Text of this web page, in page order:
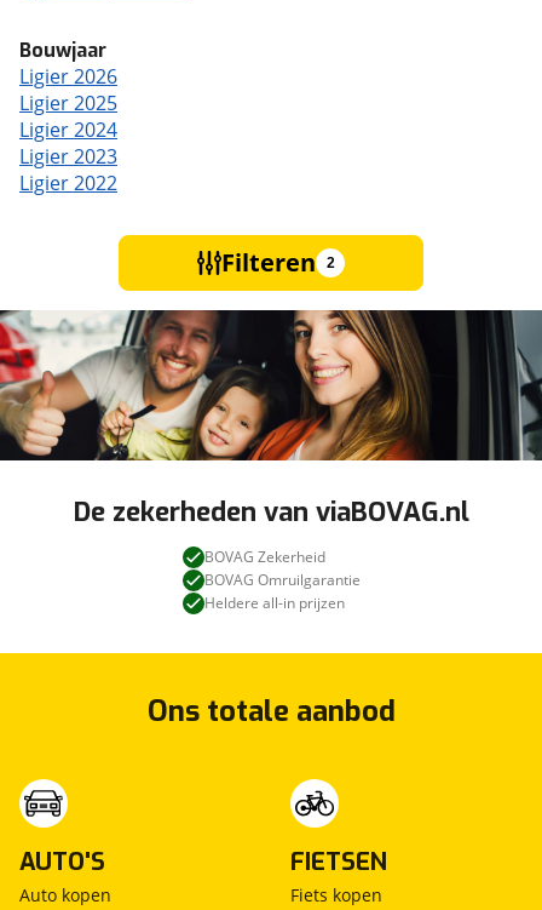
Bouwjaar
Ligier 2026
Ligier 2025
Ligier 2024
Ligier 2023
Ligier 2022
Filteren 2
De zekerheden van viaBOVAG.nl
BOVAG Zekerheid
BOVAG Omruilgarantie
Heldere all-in prijzen
Ons totale aanbod
AUTO'S
Auto kopen
FIETSEN
Fiets kopen